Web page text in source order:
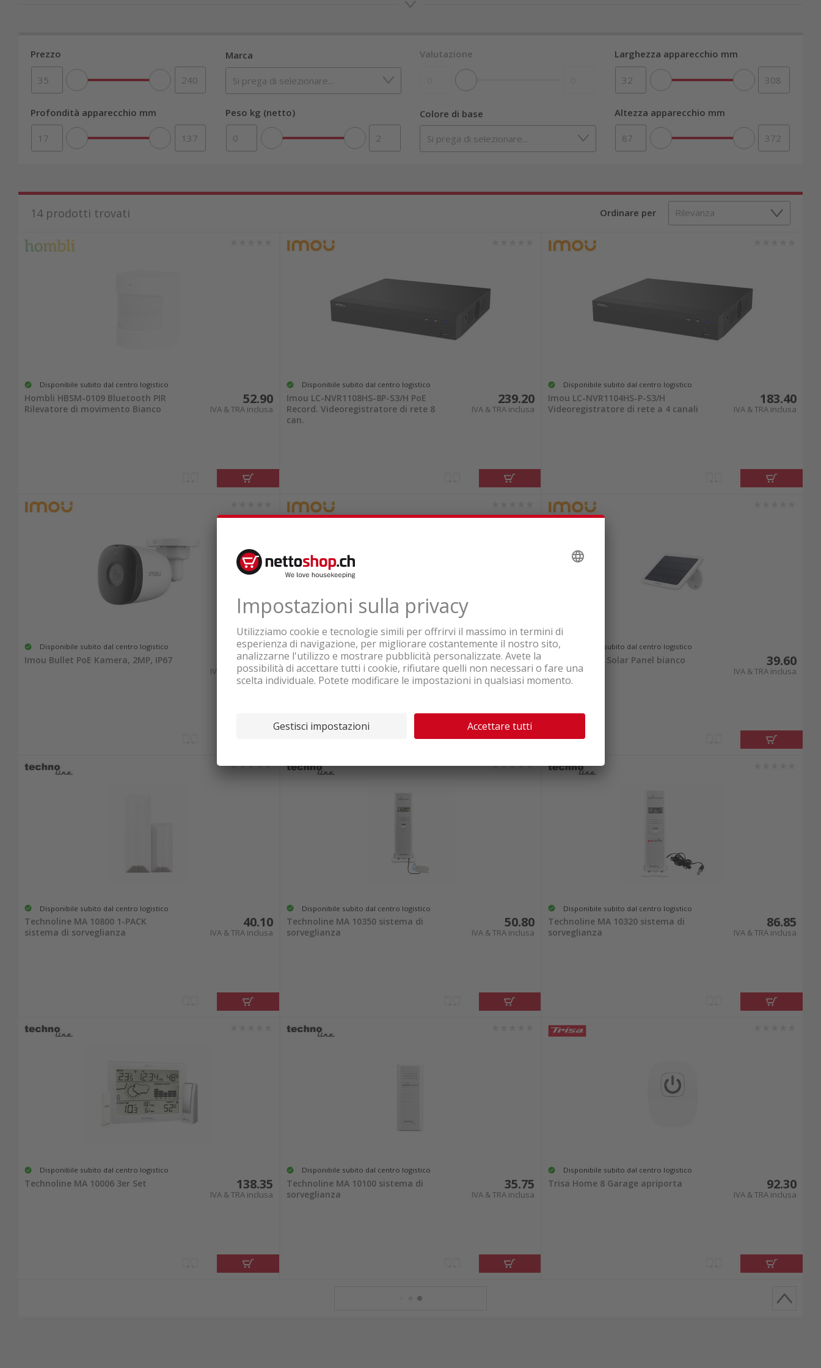
Prezzo Marca Valutazione Larghezza apparecchio mm
Profondità apparecchio mm Peso kg (netto) Colore di base Altezza apparecchio mm
14 prodotti trovati Ordinare per
Disponibile subito dal centro logistico
Hombli HBSM-0109 Bluetooth PIR
Rilevatore di movimento Bianco
52.90
IVA & TRA inclusa
Disponibile subito dal centro logistico
Imou LC-NVR1108HS-8P-S3/H PoE
Record. Videoregistratore di rete 8
can.
239.20
IVA & TRA inclusa
Disponibile subito dal centro logistico
Imou LC-NVR1104HS-P-S3/H
Videoregistratore di rete a 4 canali
183.40
IVA & TRA inclusa
Disponibile subito dal centro logistico
Imou Bullet PoE Kamera, 2MP, IP67 51.50
IVA & TRA inclusa
Disponibile subito dal centro logistico
Imou Turret Eyeball PoE Camera,
2MP
76.45
IVA & TRA inclusa
Disponibile subito dal centro logistico
Imou Cell Pro Solar Panel bianco 39.60
IVA & TRA inclusa
Disponibile subito dal centro logistico
Technoline MA 10800 1-PACK
sistema di sorveglianza
40.10
IVA & TRA inclusa
Disponibile subito dal centro logistico
Technoline MA 10350 sistema di
sorveglianza
50.80
IVA & TRA inclusa
Disponibile subito dal centro logistico
Technoline MA 10320 sistema di
sorveglianza
86.85
IVA & TRA inclusa
Disponibile subito dal centro logistico
Technoline MA 10006 3er Set 138.35
IVA & TRA inclusa
Disponibile subito dal centro logistico
Technoline MA 10100 sistema di
sorveglianza
35.75
IVA & TRA inclusa
Disponibile subito dal centro logistico
Trisa Home 8 Garage apriporta 92.30
IVA & TRA inclusa